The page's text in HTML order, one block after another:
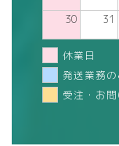
30 31
休業日
発送業務の
受注・お